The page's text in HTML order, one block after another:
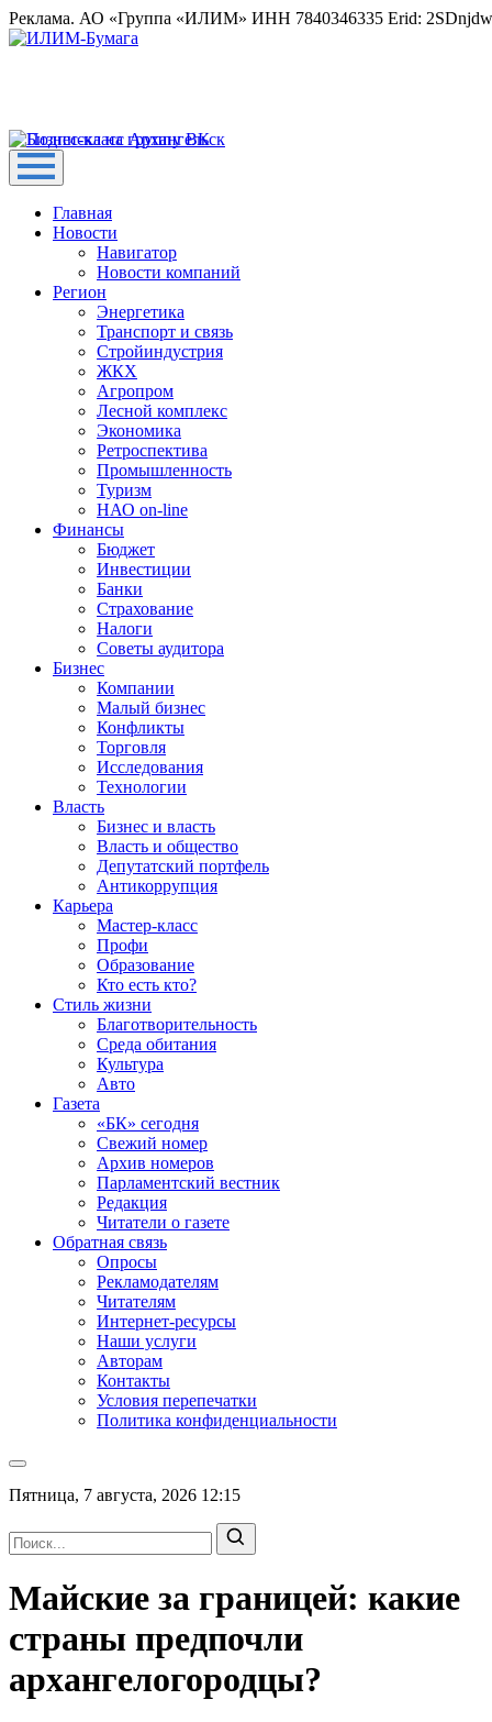
Реклама. АО «Группа «ИЛИМ» ИНН 7840346335 Erid:
Главная
Новости
Навигатор
Новости компаний
Регион
Энергетика
Транспорт и связь
Стройиндустрия
ЖКХ
Агропром
Лесной комплекс
Экономика
Ретроспектива
Промышленность
Туризм
НАО on-line
Финансы
Бюджет
Инвестиции
Банки
Страхование
Налоги
Советы аудитора
Бизнес
Компании
Малый бизнес
Конфликты
Торговля
Исследования
Технологии
Власть
Бизнес и власть
Власть и общество
Депутатский портфель
Антикоррупция
Карьера
Мастер-класс
Профи
Образование
Кто есть кто?
Стиль жизни
Благотворительность
Среда обитания
Культура
Авто
Газета
«БК» сегодня
Свежий номер
Архив номеров
Парламентский вестник
Редакция
Читатели о газете
Обратная связь
Опросы
Рекламодателям
Читателям
Интернет-ресурсы
Наши услуги
Авторам
Контакты
Условия перепечатки
Политика конфиденциальности
Пятница, 7 августа, 2026 12:15
Майские за границей: какие
страны предпочли
архангелогородцы?